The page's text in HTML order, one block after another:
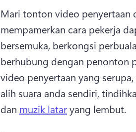
Mari tonton video penyertaan
mempamerkan cara pekerja
bersemuka, berkongsi
berhubung dengan penonton
video penyertaan yang serupa,
alih suara anda sendiri,
dan muzik latar yang lembut.